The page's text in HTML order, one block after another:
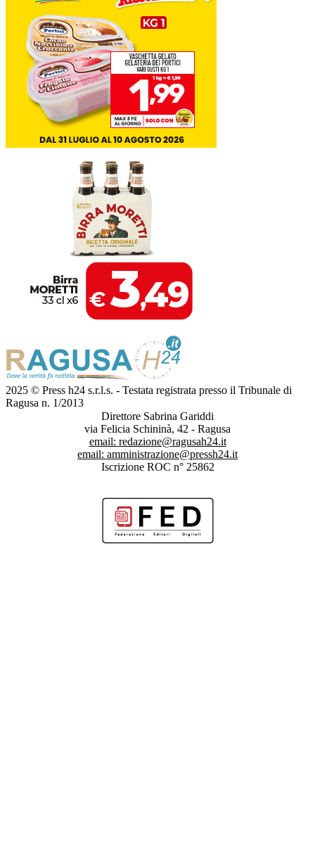
2025 © Press h24 s.r.l.s. - Testata registrata presso il Tribunale di
Ragusa n. 1/2013
Direttore Sabrina Gariddi
via Felicia Schininà, 42 - Ragusa
email: redazione@ragusah24.it
email: amministrazione@pressh24.it
Iscrizione ROC n° 25862